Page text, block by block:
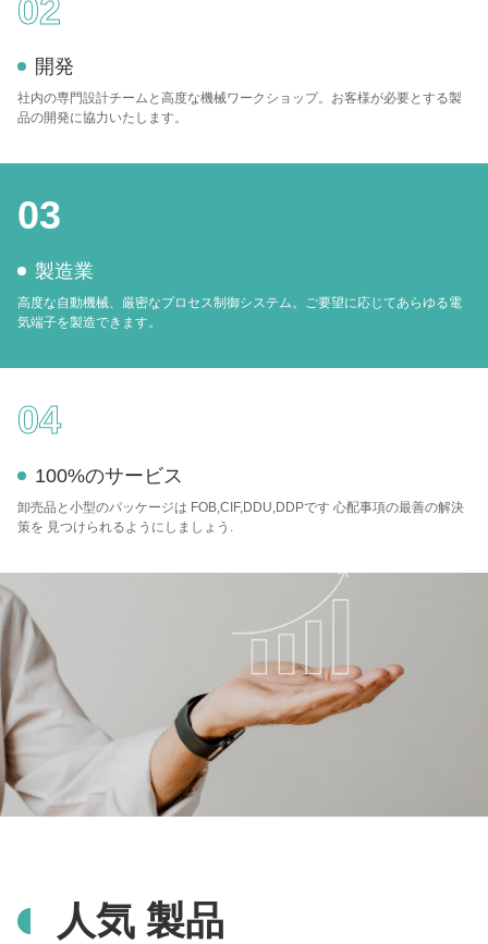
02
開発
社内の専門設計チームと高度な機械ワークショップ。お客様が必要とする製
品の開発に協力いたします。
03
製造業
高度な自動機械、厳密なプロセス制御システム。ご要望に応じてあらゆる電
気端子を製造できます。
04
100%のサービス
卸売品と小型のパッケージは FOB,CIF,DDU,DDPです 心配事項の最善の解決
策を 見つけられるようにしましょう.
人気 製品